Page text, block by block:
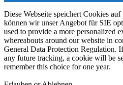
Diese Webseite speichert Cookies
können wir unser Angebot für SIE
used to provide a more personalized
whereabouts around our website in
General Data Protection Regulation.
any future tracking, a cookie will be
remember this choice for one year.